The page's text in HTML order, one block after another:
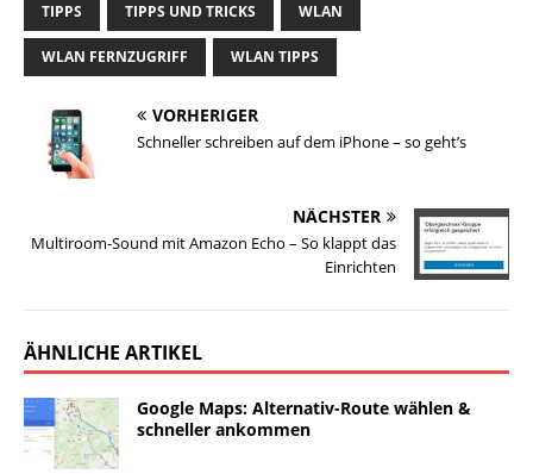
TIPPS TIPPS UND TRICKS WLAN
WLAN FERNZUGRIFF WLAN TIPPS
VORHERIGER
Schneller schreiben auf dem iPhone – so geht’s
NÄCHSTER
Multiroom-Sound mit Amazon Echo – So klappt das
Einrichten
ÄHNLICHE ARTIKEL
Google Maps: Alternativ-Route wählen &
schneller ankommen